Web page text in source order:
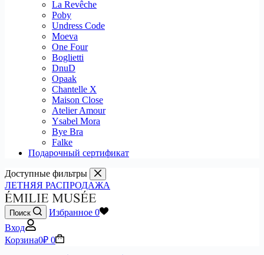
La Revêche
Poby
Undress Code
Moeva
One Four
Boglietti
DnuD
Opaak
Chantelle X
Maison Close
Atelier Amour
Ysabel Mora
Bye Bra
Falke
Подарочный сертификат
Доступные фильтры
ЛЕТНЯЯ РАСПРОДАЖА
Поиск Избранное 0
Вход
Корзина0₽ 0